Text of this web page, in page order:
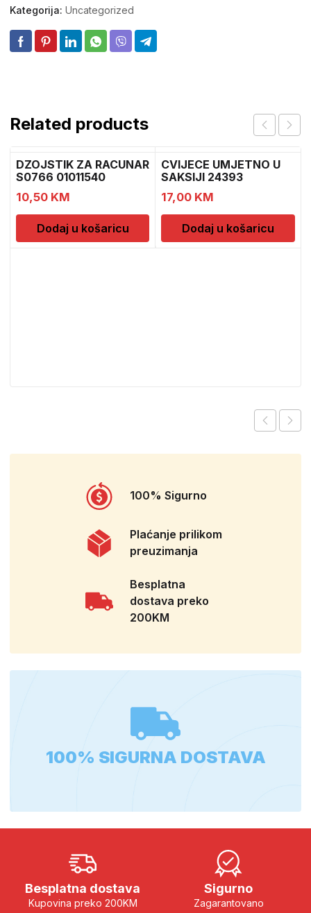
Kategorija: Uncategorized
Related products
DZOJSTIK ZA RACUNAR
S0766 01011540
10,50 KM
Dodaj u košaricu
CVIJECE UMJETNO U
SAKSIJI 24393
CH52439
17,00 KM
Dodaj u košaricu
100% Sigurno
Plaćanje prilikom
preuzimanja
Besplatna
dostava preko
200KM
100% SIGURNA DOSTAVA
Besplatna dostava
Kupovina preko 200KM
Sigurno
Zagarantovano